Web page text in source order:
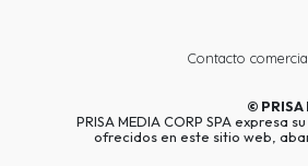
Contacto
© PRISA
PRISA MEDIA CORP SPA
ofrecidos en este sitio web,